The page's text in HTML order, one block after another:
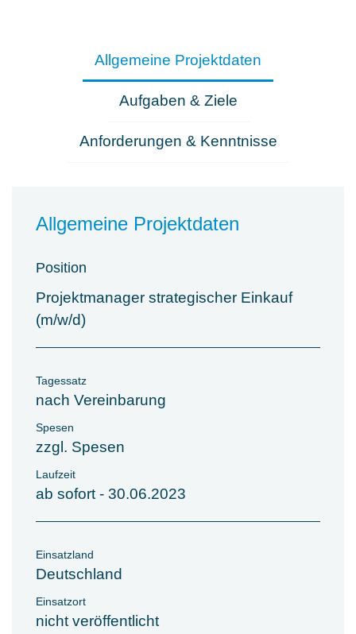
Allgemeine Projektdaten
Aufgaben & Ziele
Anforderungen & Kenntnisse
Allgemeine Projektdaten
Position
Projektmanager strategischer Einkauf
(m/w/d)
Tagessatz
nach Vereinbarung
Spesen
zzgl. Spesen
Laufzeit
ab sofort - 30.06.2023
Einsatzland
Deutschland
Einsatzort
nicht veröffentlicht